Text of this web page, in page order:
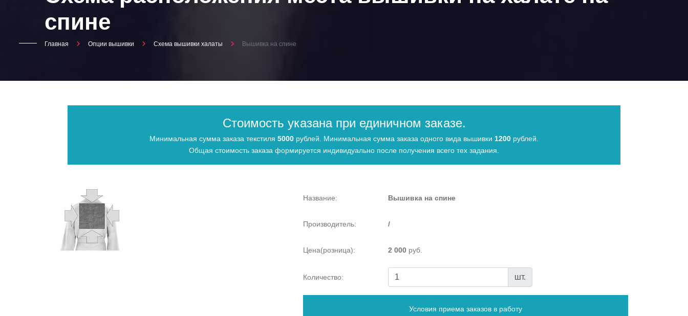
спине
Главная Опции вышивки Схема вышивки халаты Вышивка на спине
Стоимость указана при единичном заказе.
Минимальная сумма заказа текстиля 5000 рублей. Минимальная сумма заказа одного вида вышивки 1200 рублей.
Общая стоимость заказа формируется индивидуально после получения всего тех задания.
Название: Вышивка на спине
Производитель: /
Цена(розница): 2 000 руб.
Количество: шт.
Условия приема заказов в работу